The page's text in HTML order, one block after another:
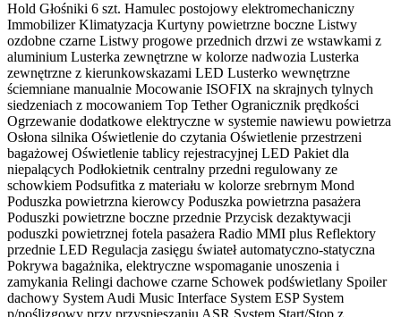
Hold Głośniki 6 szt. Hamulec postojowy elektromechaniczny
Immobilizer Klimatyzacja Kurtyny powietrzne boczne Listwy
ozdobne czarne Listwy progowe przednich drzwi ze wstawkami z
aluminium Lusterka zewnętrzne w kolorze nadwozia Lusterka
zewnętrzne z kierunkowskazami LED Lusterko wewnętrzne
ściemniane manualnie Mocowanie ISOFIX na skrajnych tylnych
siedzeniach z mocowaniem Top Tether Ogranicznik prędkości
Ogrzewanie dodatkowe elektryczne w systemie nawiewu powietrza
Osłona silnika Oświetlenie do czytania Oświetlenie przestrzeni
bagażowej Oświetlenie tablicy rejestracyjnej LED Pakiet dla
niepalących Podłokietnik centralny przedni regulowany ze
schowkiem Podsufitka z materiału w kolorze srebrnym Mond
Poduszka powietrzna kierowcy Poduszka powietrzna pasażera
Poduszki powietrzne boczne przednie Przycisk dezaktywacji
poduszki powietrznej fotela pasażera Radio MMI plus Reflektory
przednie LED Regulacja zasięgu świateł automatyczno-statyczna
Pokrywa bagażnika, elektryczne wspomaganie unoszenia i
zamykania Relingi dachowe czarne Schowek podświetlany Spoiler
dachowy System Audi Music Interface System ESP System